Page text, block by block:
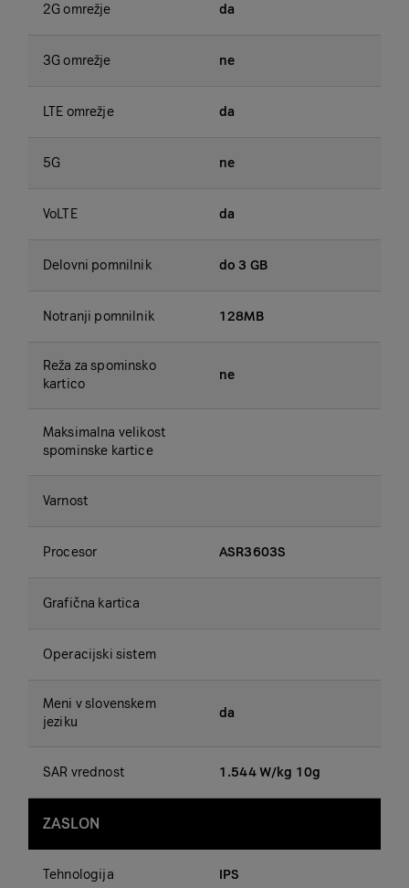
2G omrežje da
3G omrežje ne
LTE omrežje da
5G ne
VoLTE da
Delovni pomnilnik do 3 GB
Notranji pomnilnik 128MB
Reža za spominsko
kartico
ne
Maksimalna velikost
spominske kartice
Varnost
Procesor ASR3603S
Grafična kartica
Operacijski sistem
Meni v slovenskem
jeziku
da
SAR vrednost 1.544 W/kg 10g
ZASLON
Tehnologija IPS